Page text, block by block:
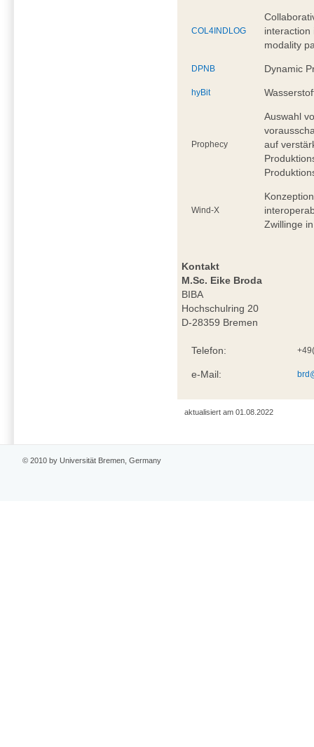
COL4INDLOG
interaction
modality
DPNB Dynamic
hyBit
Prophecy
Auswahl
auf
Wind-X
Zwillinge
Kontakt
M.Sc. Eike Broda
BIBA
Hochschulring 20
D-28359 Bremen
Telefon:
e-Mail:
aktualisiert am 01.08.2022
© 2010 by Universität Bremen, Germany